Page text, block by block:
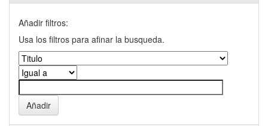
Añadir filtros:
Usa los filtros para afinar la busqueda.